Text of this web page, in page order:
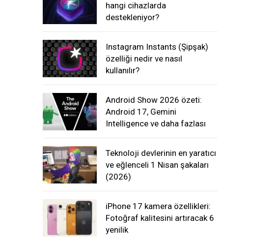
hangi cihazlarda
destekleniyor?
Instagram Instants (Şipşak)
özelliği nedir ve nasıl
kullanılır?
Android Show 2026 özeti:
Android 17, Gemini
Intelligence ve daha fazlası
Teknoloji devlerinin en yaratıcı
ve eğlenceli 1 Nisan şakaları
(2026)
iPhone 17 kamera özellikleri:
Fotoğraf kalitesini artıracak 6
yenilik